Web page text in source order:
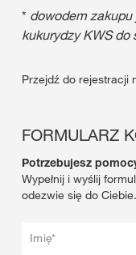
* dowodem zakupu
kukurydzy KWS do
Przejdź do rejestracji
FORMULARZ
Potrzebujesz
Wypełnij i wyślij
odezwie się do Ciebie.
Imię*